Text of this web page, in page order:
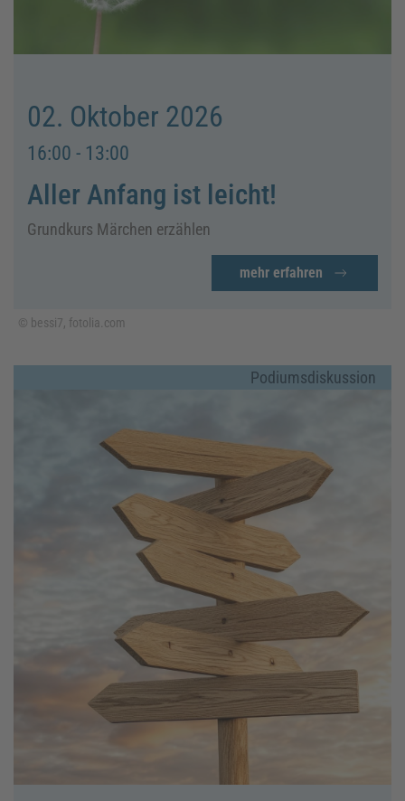
02. Oktober 2026
16:00 - 13:00
Aller Anfang ist leicht!
Grundkurs Märchen erzählen
mehr erfahren
© bessi7, fotolia.com
Podiumsdiskussion